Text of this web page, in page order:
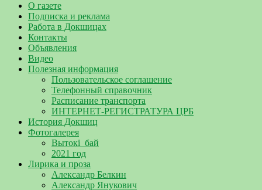
О газете
Подписка и реклама
Работа в Докшицах
Контакты
Объявления
Видео
Полезная информация
Пользовательское соглашение
Телефонный справочник
Расписание транспорта
ИНТЕРНЕТ-РЕГИСТРАТУРА ЦРБ
История Докшиц
Фотогалерея
Вытокі_бай
2021 год
Лирика и проза
Александр Белкин
Александр Янукович